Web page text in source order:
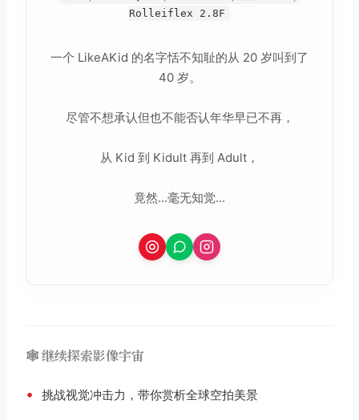
Rolleiflex 2.8F
一个 LikeAKid 的名字恬不知耻的从 20 岁叫到了
40 岁。
尽管不想承认但也不能否认年华早已不再，
从 Kid 到 Kidult 再到 Adult，
竟然...毫无知觉...
🕸️ 继续探索影像宇宙
• 挑战视觉冲击力，带你赏析全球空拍美景